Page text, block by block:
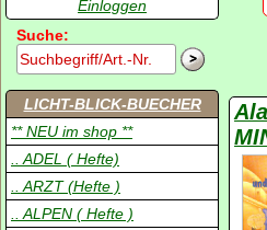
Einloggen
Suche:
LICHT-BLICK-BUECHER
** NEU im shop **
.. ADEL ( Hefte)
.. ARZT (Hefte )
.. ALPEN ( Hefte )